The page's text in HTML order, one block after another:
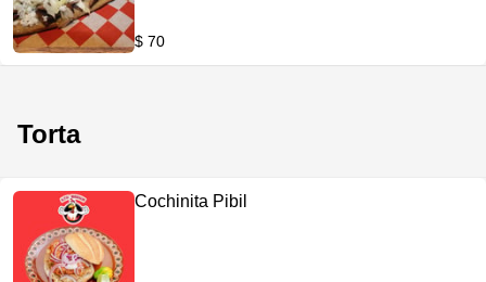
$ 70
Torta
Cochinita Pibil